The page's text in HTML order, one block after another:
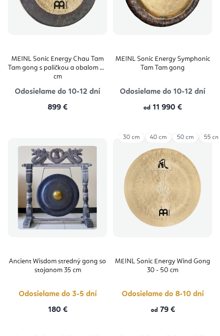
MEINL Sonic Energy Chau Tam
Tam gong s paličkou a obalom 76
cm
Odosielame do 10-12 dní
899 €
MEINL Sonic Energy Symphonic
Tam Tam gong
Odosielame do 10-12 dní
od 11 990 €
Ancient Wisdom stredný gong so
stojanom 35 cm
Odosielame do 3-5 dní
180 €
MEINL Sonic Energy Wind Gong
30 - 50 cm
Odosielame do 8-10 dní
od 79 €
30 cm 40 cm 50 cm 55 cm